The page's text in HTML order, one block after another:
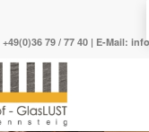
+49(0)36 79 / 77 40| E-Mail: